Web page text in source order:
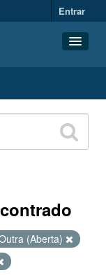
Entrar
(Aberta)